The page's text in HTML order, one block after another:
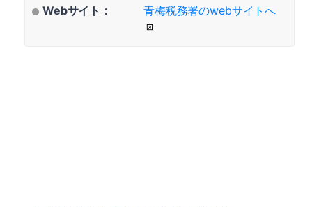
Webサイト： 青梅税務署のwebサイトへ